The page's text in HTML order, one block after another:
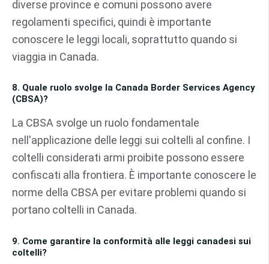
diverse province e comuni possono avere
regolamenti specifici, quindi è importante
conoscere le leggi locali, soprattutto quando si
viaggia in Canada.
8. Quale ruolo svolge la Canada Border Services Agency
(CBSA)?
La CBSA svolge un ruolo fondamentale
nell'applicazione delle leggi sui coltelli al confine. I
coltelli considerati armi proibite possono essere
confiscati alla frontiera. È importante conoscere le
norme della CBSA per evitare problemi quando si
portano coltelli in Canada.
9. Come garantire la conformità alle leggi canadesi sui
coltelli?